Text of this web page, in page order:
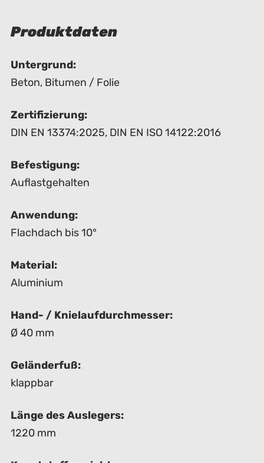
Produktdaten
Untergrund:
Beton, Bitumen / Folie
Zertifizierung:
DIN EN 13374:2025, DIN EN ISO 14122:2016
Befestigung:
Auflastgehalten
Anwendung:
Flachdach bis 10°
Material:
Aluminium
Hand- / Knielaufdurchmesser:
Ø 40 mm
Geländerfuß:
klappbar
Länge des Auslegers:
1220 mm